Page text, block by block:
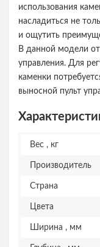
использования
насладиться не
и ощутить
В данной модели
управления. Для
каменки
выносной пульт
Вес , кг
Производитель
Страна
Цвета
Ширина , мм